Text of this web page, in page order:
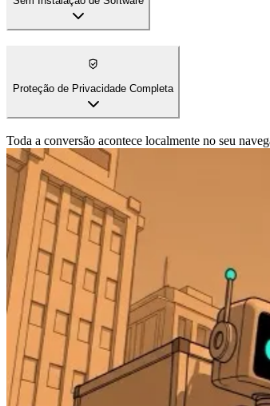
Sem Instalação de Software
Proteção de Privacidade Completa